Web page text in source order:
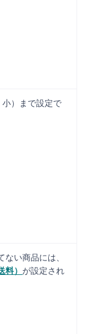
小）まで設定で
ない商品には、
料）が設定され